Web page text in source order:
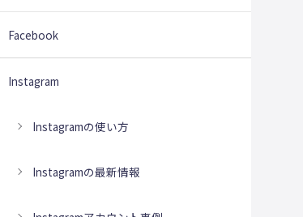
Facebook
Instagram
Instagramの使い方
Instagramの最新情報